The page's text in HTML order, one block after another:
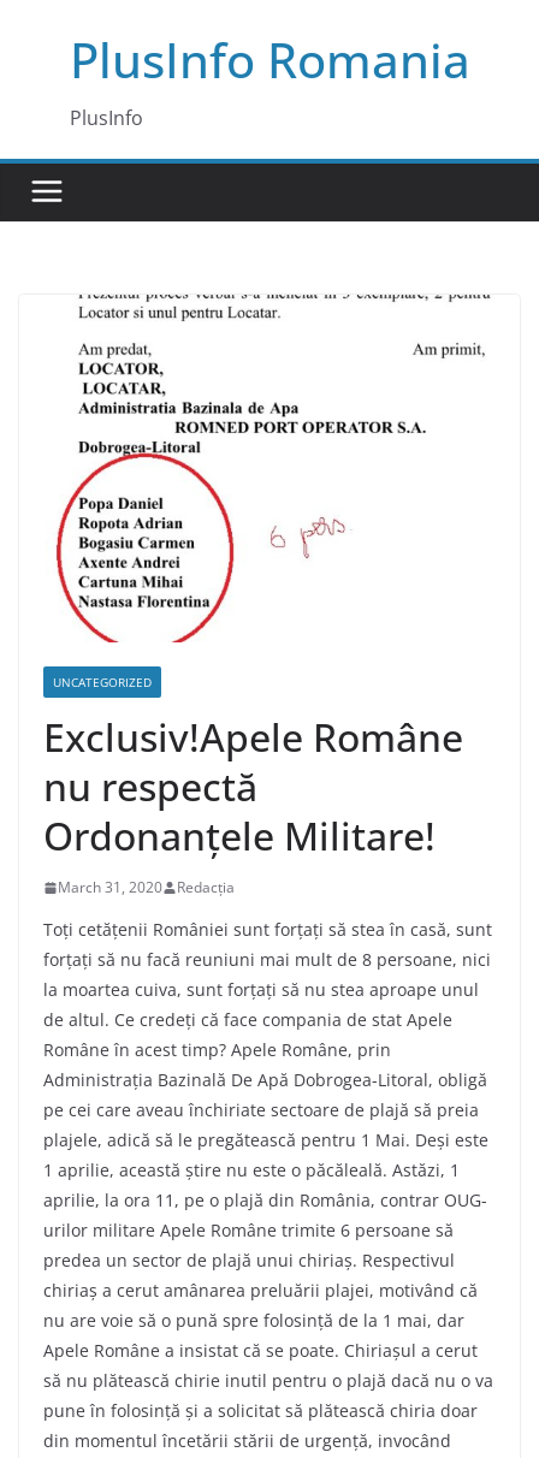
PlusInfo Romania
PlusInfo
UNCATEGORIZED
Exclusiv!Apele Române
nu respectă
Ordonanțele Militare!
March 31, 2020 Redacția
Toți cetățenii României sunt forțați să stea în casă, sunt
forțați să nu facă reuniuni mai mult de 8 persoane, nici
la moartea cuiva, sunt forțați să nu stea aproape unul
de altul. Ce credeți că face compania de stat Apele
Române în acest timp? Apele Române, prin
Administrația Bazinală De Apă Dobrogea-Litoral, obligă
pe cei care aveau închiriate sectoare de plajă să preia
plajele, adică să le pregătească pentru 1 Mai. Deși este
1 aprilie, această știre nu este o păcăleală. Astăzi, 1
aprilie, la ora 11, pe o plajă din România, contrar OUG-
urilor militare Apele Române trimite 6 persoane să
predea un sector de plajă unui chiriaș. Respectivul
chiriaș a cerut amânarea preluării plajei, motivând că
nu are voie să o pună spre folosință de la 1 mai, dar
Apele Române a insistat că se poate. Chiriașul a cerut
să nu plătească chirie inutil pentru o plajă dacă nu o va
pune în folosință și a solicitat să plătească chiria doar
din momentul încetării stării de urgență, invocând